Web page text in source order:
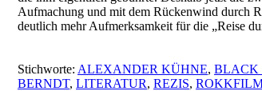
Aufmachung und mit dem Rückenwind durch
deutlich mehr Aufmerksamkeit für die „Reise
Stichworte: ALEXANDER KÜHNE, BLACK
BERNDT, LITERATUR, REZIS,